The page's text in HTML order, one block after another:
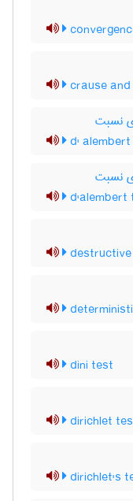
crause
ی نسبت
d'
ی نسبت
d'alembert
dini test
dirichlet
dirichlet's